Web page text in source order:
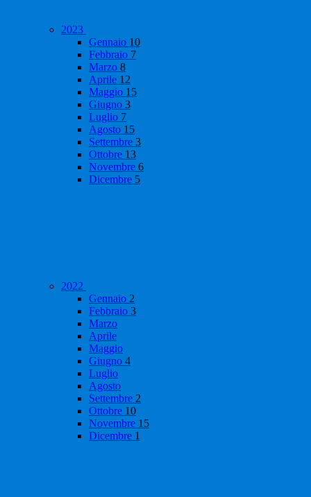
2023
Gennaio 10
Febbraio 7
Marzo 8
Aprile 12
Maggio 15
Giugno 3
Luglio 7
Agosto 15
Settembre 3
Ottobre 13
Novembre 6
Dicembre 5
2022
Gennaio 2
Febbraio 3
Marzo
Aprile
Maggio
Giugno 4
Luglio
Agosto
Settembre 2
Ottobre 10
Novembre 15
Dicembre 1